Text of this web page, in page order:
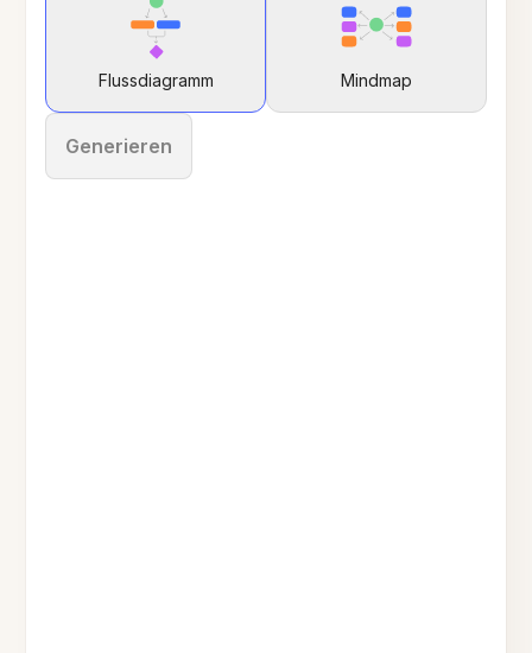
Flussdiagramm Mindmap
Generieren